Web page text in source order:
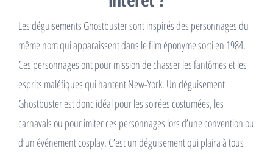
Les déguisements Ghostbuster sont inspirés des personnages du
même nom qui apparaissent dans le film éponyme sorti en 1984.
Ces personnages ont pour mission de chasser les fantômes et les
esprits maléfiques qui hantent New-York. Un déguisement
Ghostbuster est donc idéal pour les soirées costumées, les
carnavals ou pour imiter ces personnages lors d’une convention ou
d’un événement cosplay. C’est un déguisement qui plaira à tous